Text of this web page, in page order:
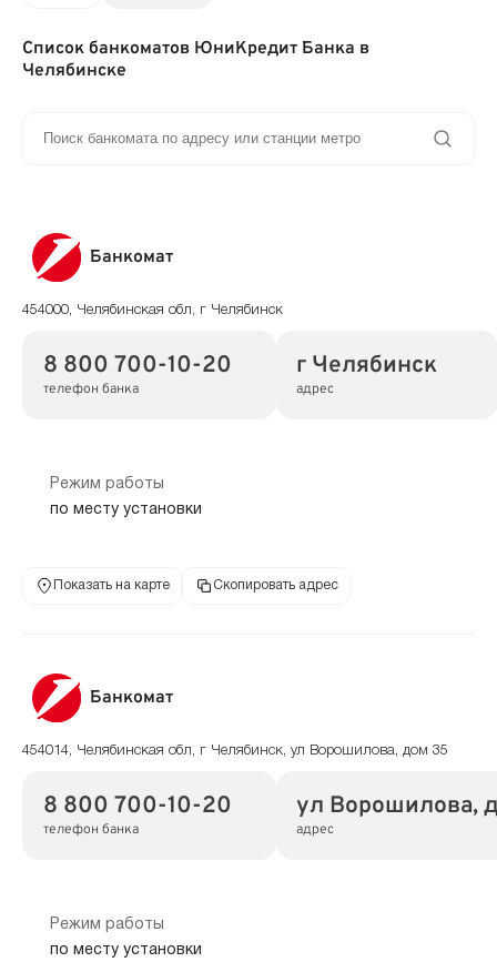
Список банкоматов ЮниКредит Банка в
Челябинске
Банкомат
454000, Челябинская обл, г Челябинск
8 800 700-10-20
телефон банка
г Челябинск
адрес
Режим работы
по месту установки
Показать на карте Скопировать адрес
Банкомат
454014, Челябинская обл, г Челябинск, ул Ворошилова, дом 35
8 800 700-10-20
телефон банка
ул Ворошилова,
адрес
Режим работы
по месту установки